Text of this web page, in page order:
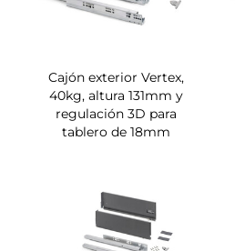
Cajón exterior Vertex,
40kg, altura 131mm y
regulación 3D para
tablero de 18mm